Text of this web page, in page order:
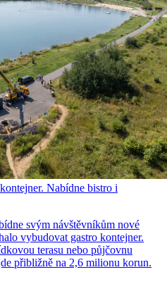
Nabídne bistro i
svým návštěvníkům nové
vybudovat gastro kontejner.
terasu nebo půjčovnu
přibližně na 2,6 milionu korun.